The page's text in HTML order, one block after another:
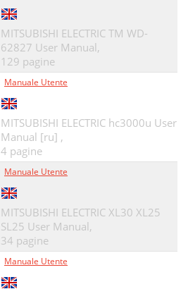
MITSUBISHI ELECTRIC TM WD-
62827 User Manual,
129 pagine
Manuale Utente
MITSUBISHI ELECTRIC hc3000u User
Manual [ru] ,
4 pagine
Manuale Utente
MITSUBISHI ELECTRIC XL30 XL25
SL25 User Manual,
34 pagine
Manuale Utente